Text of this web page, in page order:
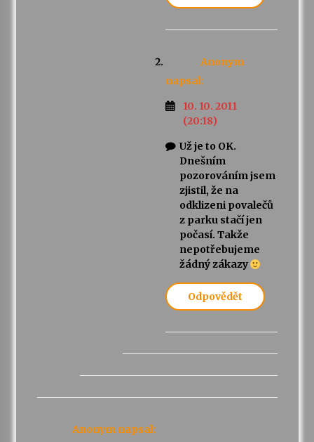
Anonym
napsal:
10. 10. 2011
(20:18)
Už je to OK.
Dnešním
pozorováním jsem
zjistil, že na
odklizeni povalečů
z parku stačí jen
počasí. Takže
nepotřebujeme
žádný zákazy
Odpovědět
Anonym napsal: